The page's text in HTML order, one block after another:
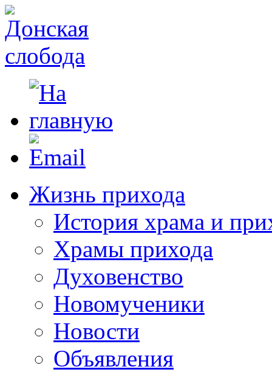
Жизнь прихода
История храма и
Храмы прихода
Духовенство
Новомученики
Новости
Объявления